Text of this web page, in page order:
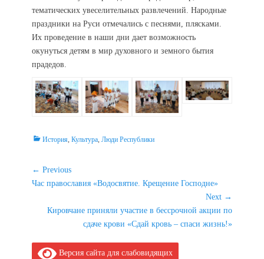
тематических увеселительных развлечений. Народные
праздники на Руси отмечались с песнями, плясками.
Их проведение в наши дни дает возможность
окунуться детям в мир духовного и земного бытия
прадедов.
Categories
История, Культура, Люди Республики
Навигация
по
← Previous
Previous
Час православия «Водосвятие. Крещение Господне»
Next →
NextКировчане приняли участие в бессрочной акции по
сдаче крови «Сдай кровь – спаси жизнь!»
Версия сайта для слабовидящих